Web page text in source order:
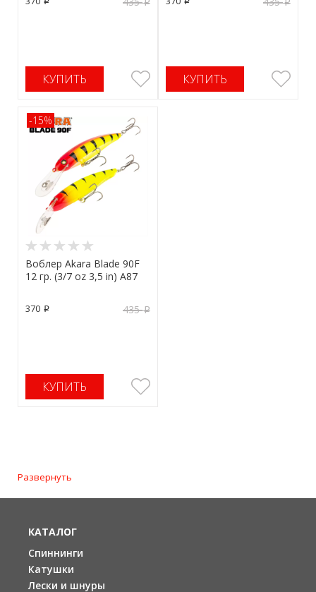
p
КУПИТЬ
p
КУПИТЬ
-15%
Воблер Akara Blade 90F
12 гр. (3/7 oz 3,5 in) A87
370 p 435 p
КУПИТЬ
Развернуть
КАТАЛОГ
Спиннинги
Катушки
Лески и шнуры